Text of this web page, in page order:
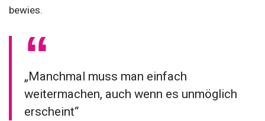
bewies.
„Manchmal muss man einfach
weitermachen, auch wenn es unmöglich
erscheint“